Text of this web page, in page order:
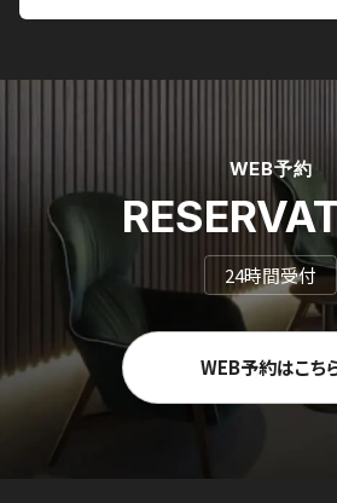
WEB予約
24時間受付
WEB予約はこち